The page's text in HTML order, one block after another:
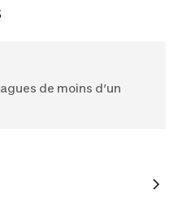
de moins d’un